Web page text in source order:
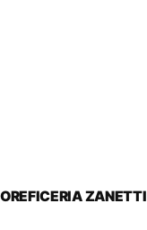
OREFICERIA ZANETTI